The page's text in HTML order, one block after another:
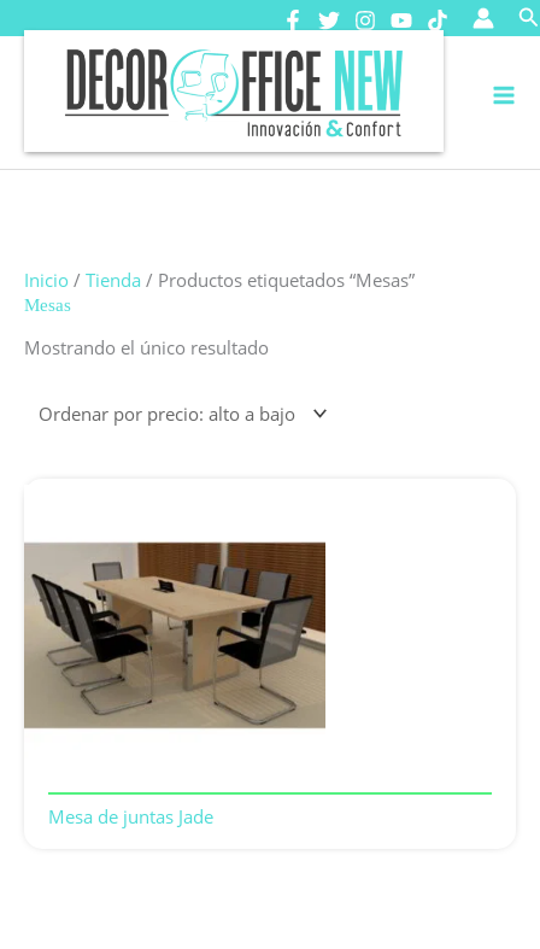
al
Inicio / Tienda / Productos etiquetados “Mesas”
Mesas
Mostrando el único resultado
Mesa de juntas Jade